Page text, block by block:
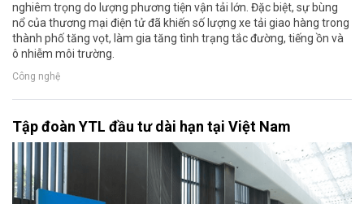
nghiêm trọng do lượng phương tiện vận tải lớn. Đặc biệt, sự bùng
nổ của thương mại điện tử đã khiến số lượng xe tải giao hàng trong
thành phố tăng vọt, làm gia tăng tình trạng tắc đường, tiếng ồn và
ô nhiễm môi trường.
Công nghệ
Tập đoàn YTL đầu tư dài hạn tại Việt Nam